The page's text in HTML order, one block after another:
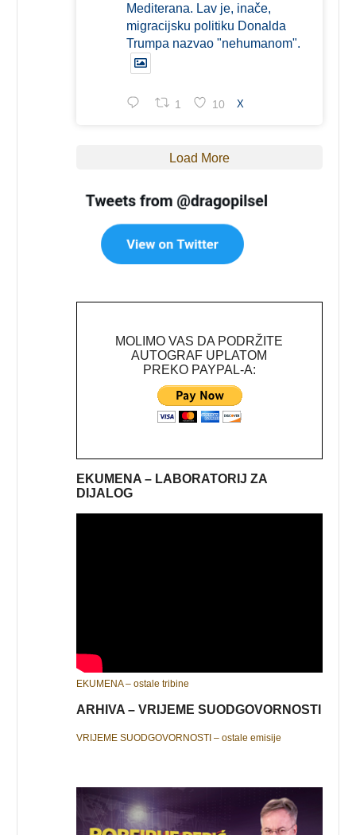
Mediterana. Lav je, inače,
migracijsku politiku Donalda
Trumpa nazvao "nehumanom".
1 10 X
Load More
MOLIMO VAS DA PODRŽITE
AUTOGRAF UPLATOM
PREKO PAYPAL-A:
EKUMENA – LABORATORIJ ZA
DIJALOG
EKUMENA – ostale tribine
ARHIVA – VRIJEME SUODGOVORNOSTI
VRIJEME SUODGOVORNOSTI – ostale emisije